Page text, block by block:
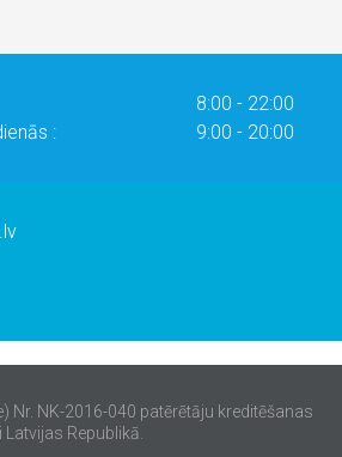
8:00 - 22:00
:
9:00 - 20:00
Nr. NK-2016-040 patērētāju kreditēšanas
Republikā.